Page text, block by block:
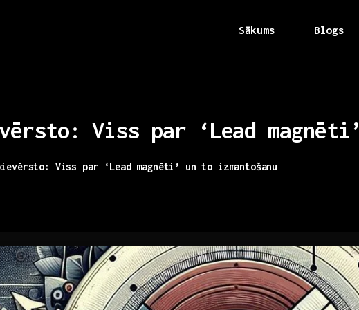
Sākums Blogs
Viss par ‘Lead magnēti’
Viss par ‘Lead magnēti’ un to izmantošanu